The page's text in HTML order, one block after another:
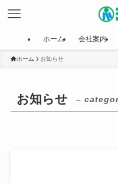
ホーム 会社案内
ホーム お知らせ
お知らせ –